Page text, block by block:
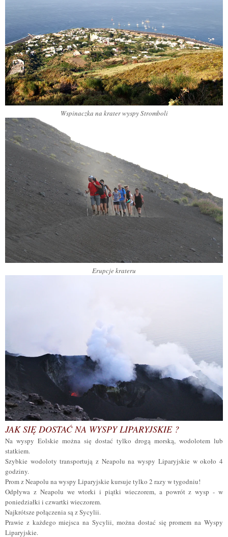
Wspinaczka na krater wyspy Stromboli
Erupcje krateru
JAK SIĘ DOSTAĆ NA WYSPY LIPARYJSKIE ?
Na wyspy Eolskie można się dostać tylko drogą morską, wodolotem lub
statkiem.
Szybkie wodoloty transportują z Neapolu na wyspy Liparyjskie w około 4
godziny.
Prom z Neapolu na wyspy Liparyjskie kursuje tylko 2 razy w tygodniu!
Odpływa z Neapolu we wtorki i piątki wieczorem, a powrót z wysp - w
poniedziałki i czwartki wieczorem.
Najkrótsze połączenia są z Sycylii.
Prawie z każdego miejsca na Sycylii, można dostać się promem na Wyspy
Liparyjskie.